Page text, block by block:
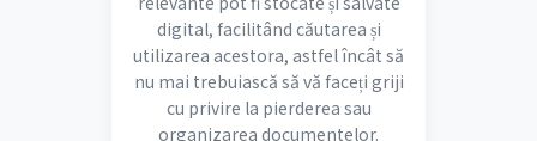
digital, facilitând căutarea și
utilizarea acestora, astfel încât să
nu mai trebuiască să vă faceți griji
cu privire la pierderea sau
organizarea documentelor.